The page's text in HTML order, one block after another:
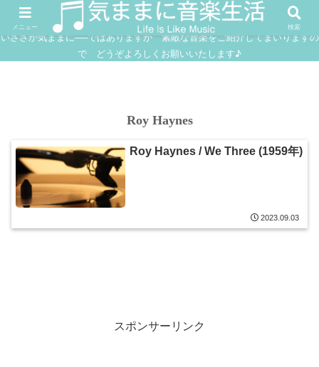
JAZZ SOUNDTRACK
いささか気ままに──ではありますが 素敵な音楽をご紹介してまいりますの
で どうぞよろしくお願いいたします♪
Roy Haynes
Roy Haynes / We Three (1959年)
2023.09.03
スポンサーリンク
メニュー 検索